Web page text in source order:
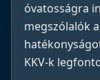
óvatosságra
megszólalók
KKV-k